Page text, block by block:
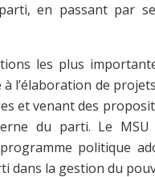
en passant par
les plus
à l’élaboration de
et venant des
du parti. Le MSU
politique
dans la gestion du